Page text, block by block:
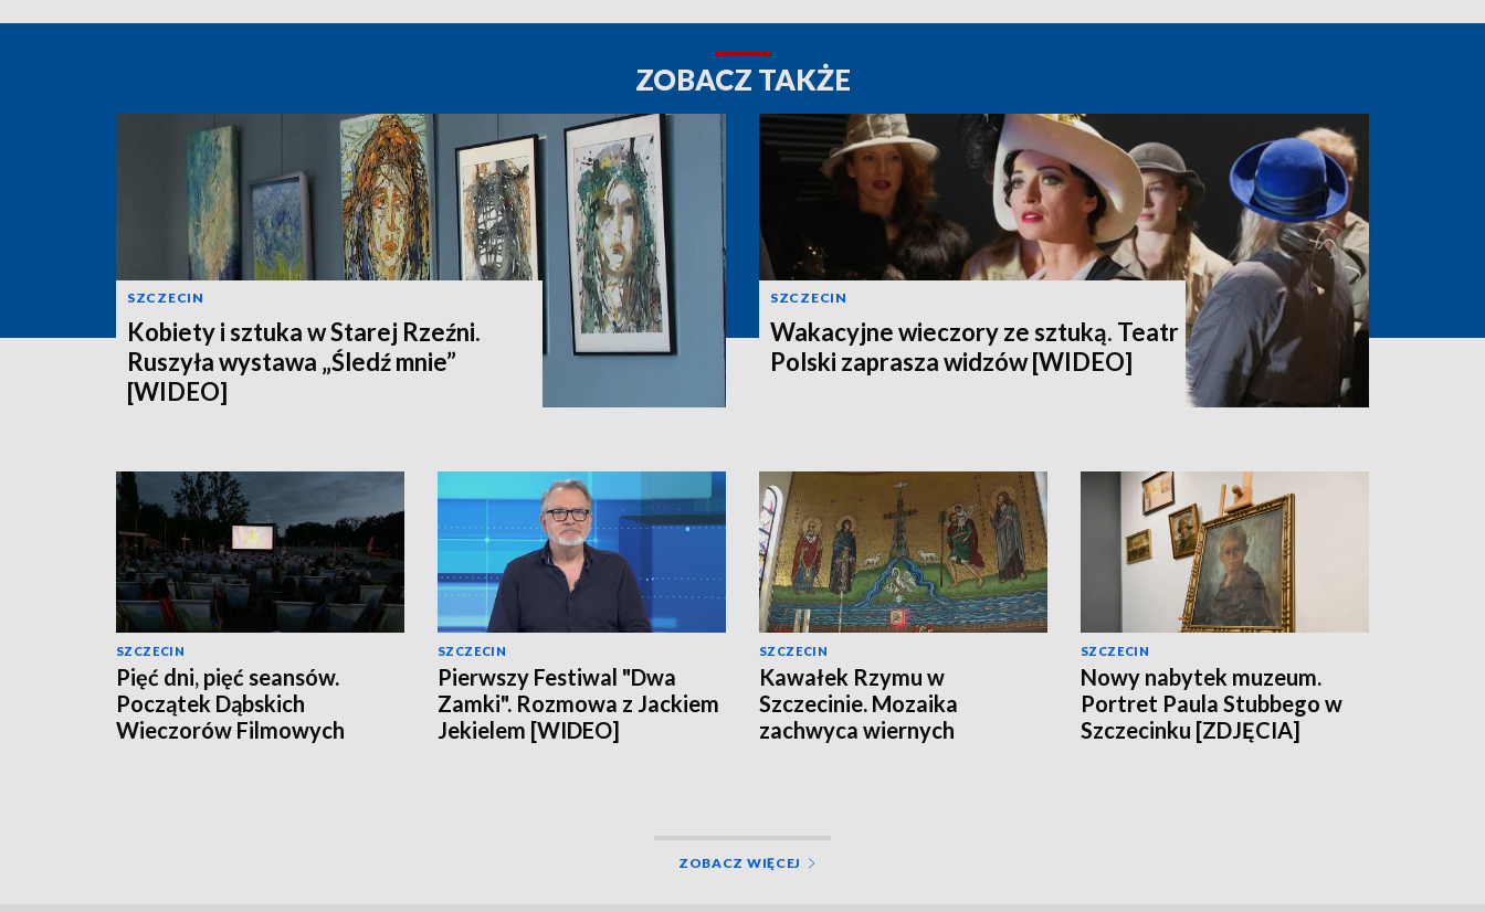
ZOBACZ TAKŻE
SZCZECIN
Kobiety i sztuka w Starej Rzeźni.
Ruszyła wystawa „Śledź mnie”
[WIDEO]
SZCZECIN
Wakacyjne wieczory ze sztuką. Teatr
Polski zaprasza widzów [WIDEO]
SZCZECIN
Pięć dni, pięć seansów.
Początek Dąbskich
Wieczorów Filmowych
SZCZECIN
Pierwszy Festiwal "Dwa
Zamki". Rozmowa z Jackiem
Jekielem [WIDEO]
SZCZECIN
Kawałek Rzymu w
Szczecinie. Mozaika
zachwyca wiernych
SZCZECIN
Nowy nabytek muzeum.
Portret Paula Stubbego w
Szczecinku [ZDJĘCIA]
ZOBACZ WIĘCEJ